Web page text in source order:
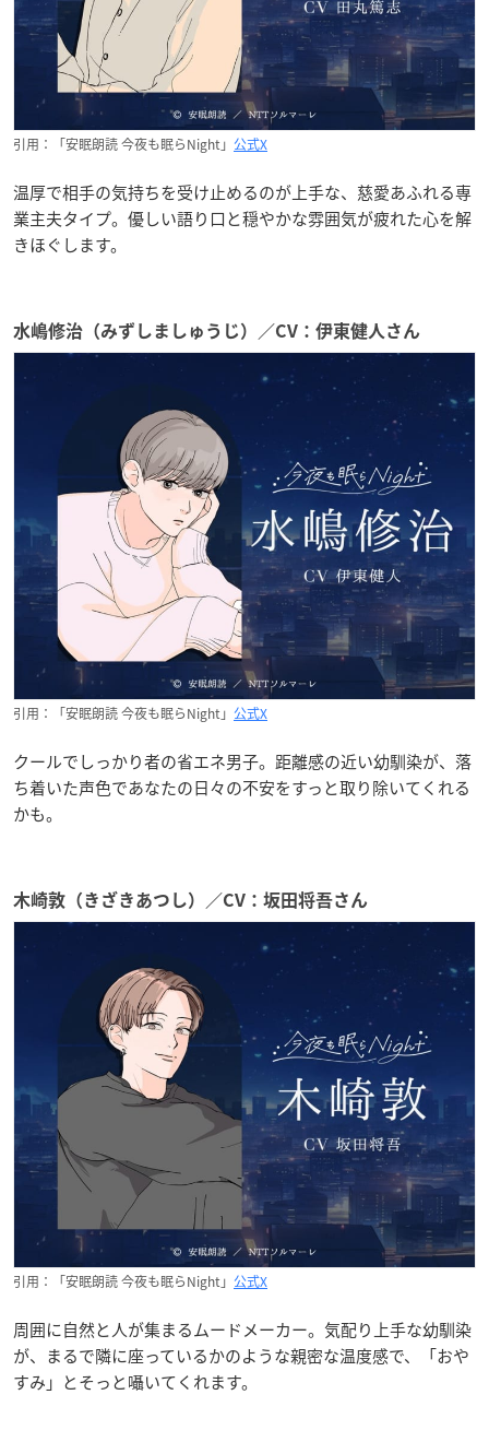
引用：「安眠朗読 今夜も眠らNight」 公式X
温厚で相手の気持ちを受け止めるのが上手な、慈愛あふれる専
業主夫タイプ。優しい語り口と穏やかな雰囲気が疲れた心を解
きほぐします。
水嶋修治（みずしましゅうじ）／CV：伊東健人さん
引用：「安眠朗読 今夜も眠らNight」 公式X
クールでしっかり者の省エネ男子。距離感の近い幼馴染が、落
ち着いた声色であなたの日々の不安をすっと取り除いてくれる
かも。
木崎敦（きざきあつし）／CV：坂田将吾さん
引用：「安眠朗読 今夜も眠らNight」 公式X
周囲に自然と人が集まるムードメーカー。気配り上手な幼馴染
が、まるで隣に座っているかのような親密な温度感で、「おや
すみ」とそっと囁いてくれます。